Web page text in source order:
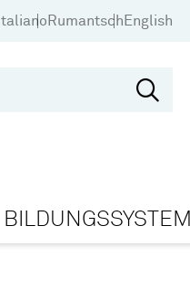
Italiano Rumantsch English
BILDUNGSSYSTEM